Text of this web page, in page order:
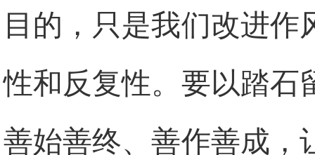
目的，只是我们改进
性和反复性。要以踏石
善始善终、善作善成，